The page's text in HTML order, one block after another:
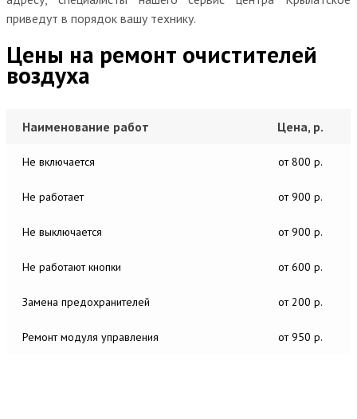
приведут в порядок вашу технику.
Цены на ремонт очистителей
воздуха
Наименование работ Цена, р.
Не включается от 800 р.
Не работает от 900 р.
Не выключается от 900 р.
Не работают кнопки от 600 р.
Замена предохранителей от 200 р.
Ремонт модуля управления от 950 р.